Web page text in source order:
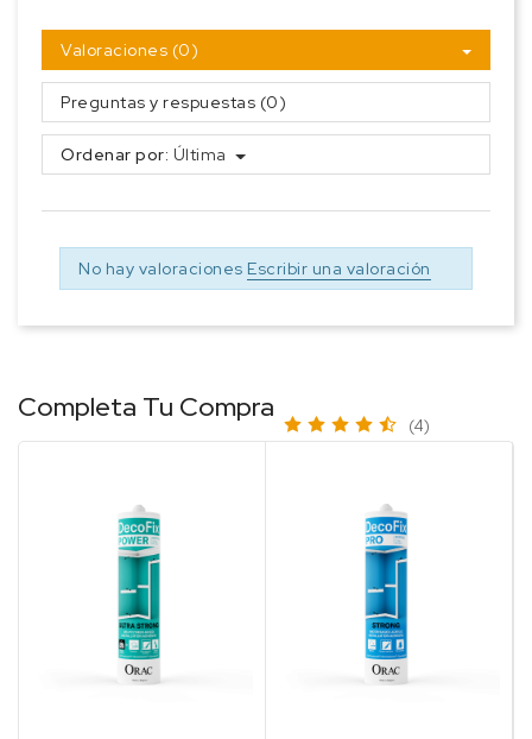
Valoraciones (0)
Preguntas y respuestas (0)
Ordenar por: Última
No hay valoraciones Escribir una valoración
Completa Tu Compra
(4)